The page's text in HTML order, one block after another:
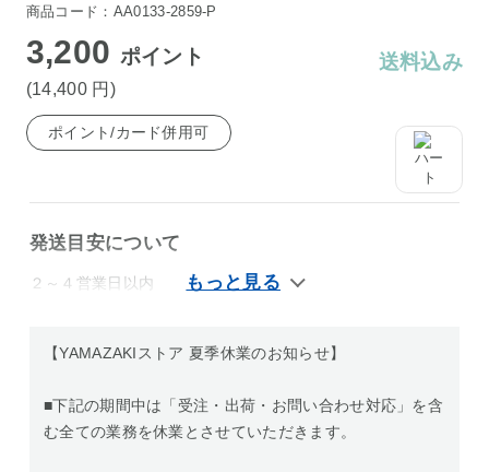
商品コード：AA0133-2859-P
3,200 ポイント
(14,400 円 )
送料込み
ポイント/カード併用可
発送目安について
２～４営業日以内
【YAMAZAKIストア 夏季休業のお知らせ】
■下記の期間中は「受注・出荷・お問い合わせ対応」を含
む全ての業務を休業とさせていただきます。